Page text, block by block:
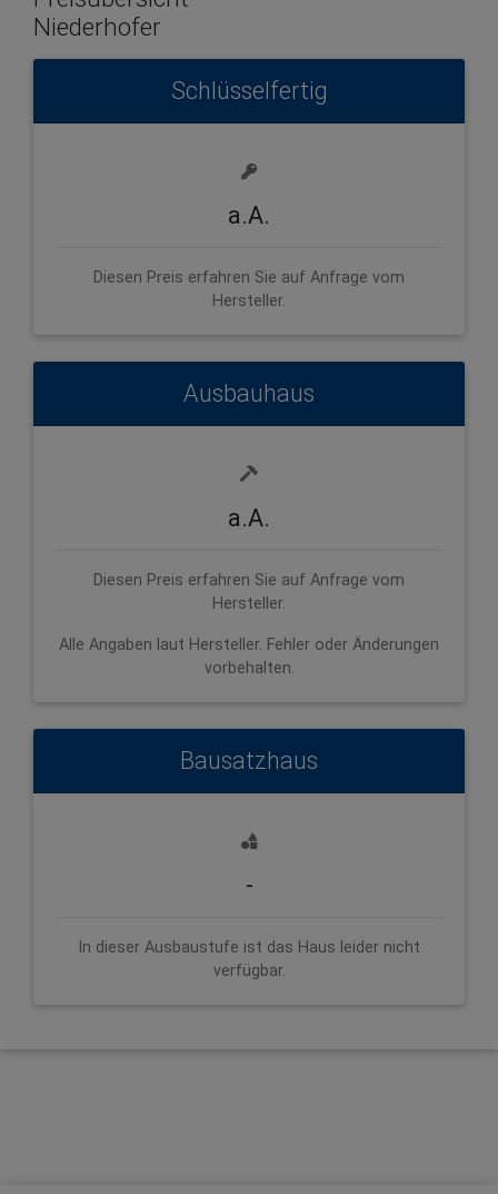
Niederhofer
Schlüsselfertig
a.A.
Diesen Preis erfahren Sie auf Anfrage vom
Hersteller.
Ausbauhaus
a.A.
Diesen Preis erfahren Sie auf Anfrage vom
Hersteller.
Alle Angaben laut Hersteller. Fehler oder Änderungen
vorbehalten.
Bausatzhaus
-
In dieser Ausbaustufe ist das Haus leider nicht
verfügbar.